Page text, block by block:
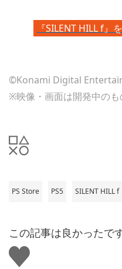
『SILENT HILL f』
©Konami Digital
※映像・画面は開発中のも
PS Store PS5 SILENT HILL f
この記事は良かったで
い
い